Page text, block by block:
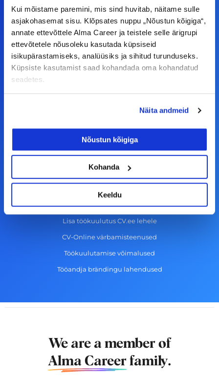
Kui mõistame paremini, mis sind huvitab, näitame sulle
asjakohasemat sisu. Klõpsates nuppu „Nõustun kõigiga“,
annate ettevõttele Alma Career ja teistele selle ärigrupi
ettevõtetele nõusoleku kasutada küpsiseid
isikupärastamiseks, analüüsiks ja sihitud turunduseks.
Küpsiste kasutamist saad kohandada oma kohandatud
seadetes.
Näita andmeid
Nõustun kõigiga
Kohanda
Keeldu
F
a
c
e
k
-
f
I
n
s
t
a
m
L
i
n
k
n
Y
o
u
t
e
© Alma Career Estonia OÜ
Tööpakkumised
Aktiveeri tööpakkumiste teavitus
Kasutustingimused
Tööandjale
Lisa töökuulutus CV.ee lehele
CV-Online värbamisteenused
Töökuulutamise võimalused
Tööandja brändingu lahendused
We are a member of
Alma Career family.